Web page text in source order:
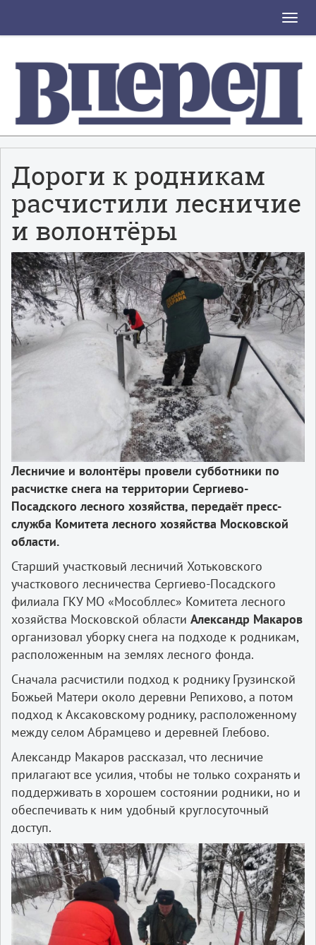
Toggle
Дороги к родникам
расчистили лесничие
и волонтёры
Лесничие и волонтёры провели субботники по
расчистке снега на территории Сергиево-
Посадского лесного хозяйства, передаёт пресс-
служба Комитета лесного хозяйства Московской
области.
Старший участковый лесничий Хотьковского
участкового лесничества Сергиево-Посадского
филиала ГКУ МО «Мособллес» Комитета лесного
хозяйства Московской области Александр Макаров
организовал уборку снега на подходе к родникам,
расположенным на землях лесного фонда.
Сначала расчистили подход к роднику Грузинской
Божьей Матери около деревни Репихово, а потом
подход к Аксаковскому роднику, расположенному
между селом Абрамцево и деревней Глебово.
Александр Макаров рассказал, что лесничие
прилагают все усилия, чтобы не только сохранять и
поддерживать в хорошем состоянии родники, но и
обеспечивать к ним удобный круглосуточный
доступ.